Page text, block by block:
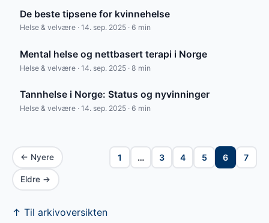
De beste tipsene for kvinnehelse
Helse & velvære · 14. sep. 2025 · 6 min
Mental helse og nettbasert terapi i Norge
Helse & velvære · 14. sep. 2025 · 8 min
Tannhelse i Norge: Status og nyvinninger
Helse & velvære · 14. sep. 2025 · 6 min
← Nyere 1 … 3 4 5 6 7
Eldre →
↑ Til arkivoversikten